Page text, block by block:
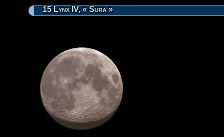
15 Lynx IV, « Sura »